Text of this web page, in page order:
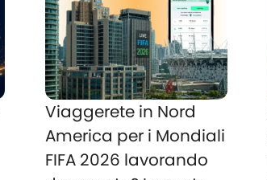
Viaggerete in Nord
America per i Mondiali
FIFA 2026 lavorando